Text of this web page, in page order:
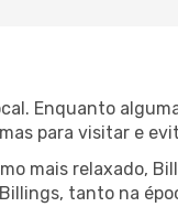
Enquanto
para visitar e
mais relaxado,
tanto na